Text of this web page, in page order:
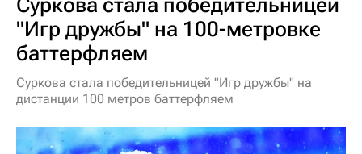
Суркова стала победительницей
"Игр дружбы" на 100-метровке
баттерфляем
Суркова стала победительницей "Игр дружбы" на
дистанции 100 метров баттерфляем